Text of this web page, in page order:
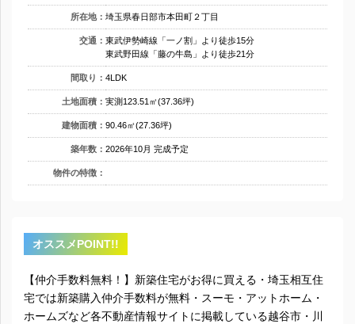
所在地： 埼玉県春日部市本田町２丁目
交通： 東武伊勢崎線「一ノ割」より徒歩15分
東武野田線「藤の牛島」より徒歩21分
間取り： 4LDK
土地面積： 実測123.51㎡(37.36坪)
建物面積： 90.46㎡(27.36坪)
築年数： 2026年10月 完成予定
物件の特徴：
オススメPOINT!!
【仲介手数料無料！】新築住宅がお得に買える・埼玉相互住
宅では新築購入仲介手数料が無料・スーモ・アットホーム・
ホームズなど各不動産情報サイトに掲載している越谷市・川